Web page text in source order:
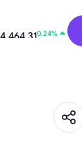
0.00%